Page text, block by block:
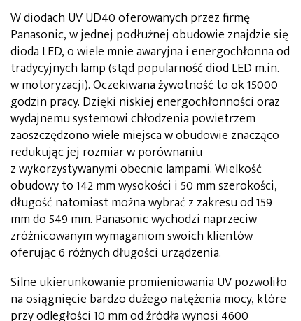
W diodach UV UD40 oferowanych przez firmę
Panasonic, w jednej podłużnej obudowie znajdzie się
dioda LED, o wiele mnie awaryjna i energochłonna od
tradycyjnych lamp (stąd popularność diod LED m.in.
w motoryzacji). Oczekiwana żywotność to ok 15000
godzin pracy. Dzięki niskiej energochłonności oraz
wydajnemu systemowi chłodzenia powietrzem
zaoszczędzono wiele miejsca w obudowie znacząco
redukując jej rozmiar w porównaniu
z wykorzystywanymi obecnie lampami. Wielkość
obudowy to 142 mm wysokości i 50 mm szerokości,
długość natomiast można wybrać z zakresu od 159
mm do 549 mm. Panasonic wychodzi naprzeciw
zróżnicowanym wymaganiom swoich klientów
oferując 6 różnych długości urządzenia.
Silne ukierunkowanie promieniowania UV pozwoliło
na osiągnięcie bardzo dużego natężenia mocy, które
przy odległości 10 mm od źródła wynosi 4600